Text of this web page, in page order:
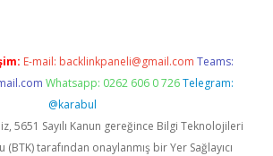
E-mail: backlinkpaneli@gmail.com Teams:
Whatsapp: 0262 606 0 726 Telegram:
@karabul
5651 Sayılı Kanun gereğince Bilgi Teknolojileri
tarafından onaylanmış bir Yer Sağlayıcı